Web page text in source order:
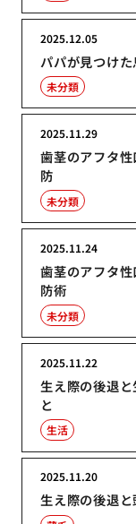
パパが見つけ
2025.12.05
未分類
歯茎のアフタ
防
2025.11.29
未分類
歯茎のアフタ
防術
2025.11.24
未分類
生え際の後退
と
2025.11.22
生活
生え際の後退
2025.11.20